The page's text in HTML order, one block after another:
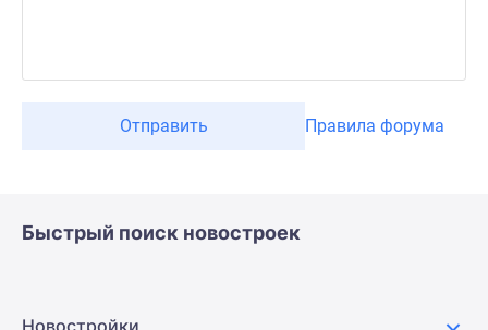
Отправить Правила форума
Быстрый поиск новостроек